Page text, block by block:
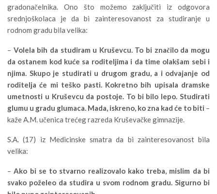
gradonačelnika. Ono što možemo zaključiti iz odgovora
srednjoškolaca je da bi zainteresovanost za studiranje u
rodnom gradu bila velika:
– Volela bih da studiram u Kruševcu. To bi značilo da mogu
da ostanem kod kuće sa roditeljima i da time olakšam sebi i
njima. Skupo je studirati u drugom gradu, a i odvajanje od
roditelja će mi teško pasti. Kokretno bih upisala dramske
umetnosti u Kruševcu da postoje. To bi bilo lepo. Studirati
glumu u gradu glumaca. Mada, iskreno, ko zna kad će to biti –
kaže A.M. učenica trećeg razreda Kruševačke gimnazije.
S.A. (17) iz Medicinske smatra da bi zainteresovanost bila
velika:
–Ako bi se to stvarno realizovalo kako treba, mislim da bi
svako poželeo da studira u svom rodnom gradu. Sigurno bi